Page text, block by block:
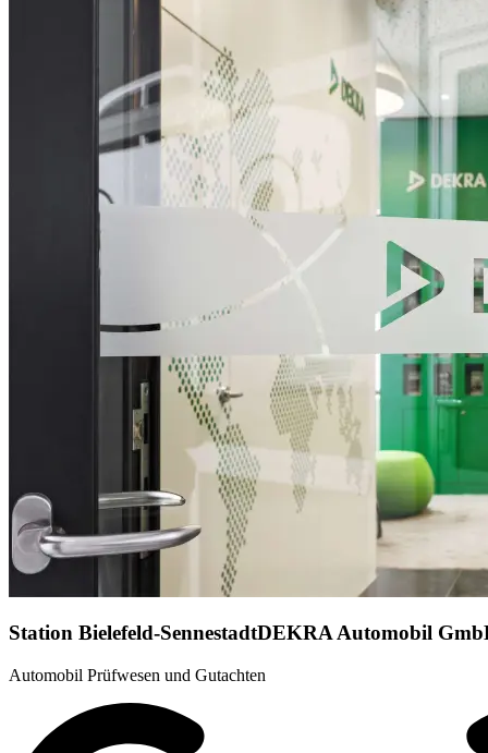
Station Bielefeld-SennestadtDEKRA Automobil
Automobil Prüfwesen und Gutachten